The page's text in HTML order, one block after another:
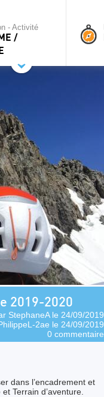
- Activité
/
2019-2020
StephaneAle 24/09/2019
2ae le 24/09/2019
0 commentaire
dans l’encadrement et
Terrain d’aventure.